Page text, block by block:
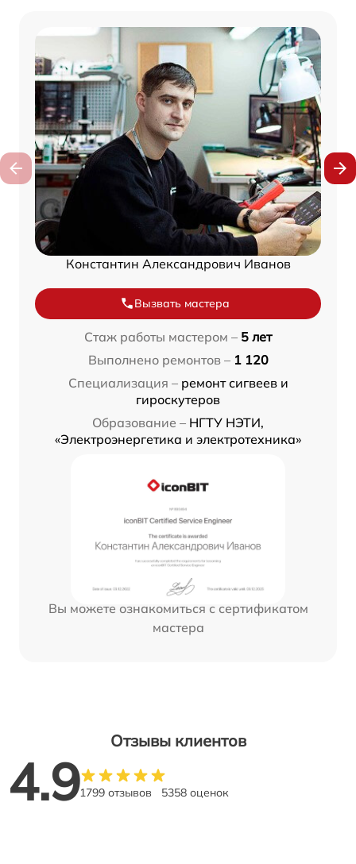
Константин Александрович Иванов
Вызвать мастера
Стаж работы мастером – 5 лет
Выполнено ремонтов – 1 120
Специализация – ремонт сигвеев и
гироскутеров
Образование – НГТУ НЭТИ,
«Электроэнергетика и электротехника»
Вы можете ознакомиться с сертификатом
мастера
Отзывы клиентов
4.91799 отзывов 5358 оценок